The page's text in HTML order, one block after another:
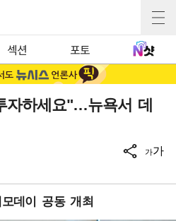
섹션 포토
자하세요"…뉴욕서 데
가가
데이 공동 개최